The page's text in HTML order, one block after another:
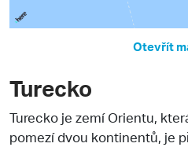
Otevřít
Turecko
Turecko je zemí Orientu,
pomezí dvou kontinentů, je